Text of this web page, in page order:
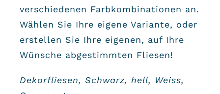
verschiedenen Farbkombinationen an.
Wählen Sie Ihre eigene Variante, oder
erstellen Sie Ihre eigenen, auf Ihre
Wünsche abgestimmten Fliesen!
Dekorfliesen, Schwarz, hell, Weiss,